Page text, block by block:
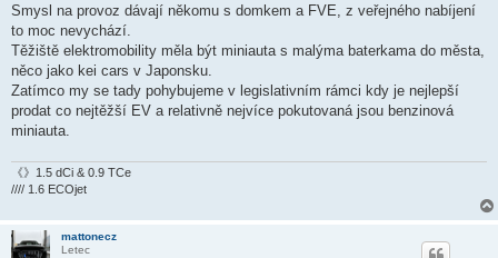
í
p
ě
e
k
Smysl na provoz dávají někomu s domkem a FVE, z veřejného nabíjení
to moc nevychází.
Těžiště elektromobility měla být miniauta s malýma baterkama do města,
něco jako kei cars v Japonsku.
Zatímco my se tady pohybujeme v legislativním rámci kdy je nejlepší
prodat co nejtěžší EV a relativně nejvíce pokutovaná jsou benzinová
miniauta.
《》1.5 dCi & 0.9 TCe
//// 1.6 ECOjet
mattonecz
Letec